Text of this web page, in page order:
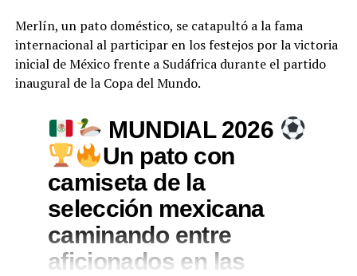
Merlín, un pato doméstico, se catapultó a la fama
internacional al participar en los festejos por la victoria
inicial de México frente a Sudáfrica durante el partido
inaugural de la Copa del Mundo.
MUNDIAL 2026
Un pato con
camiseta de la
selección mexicana
caminando entre
aficionados en las